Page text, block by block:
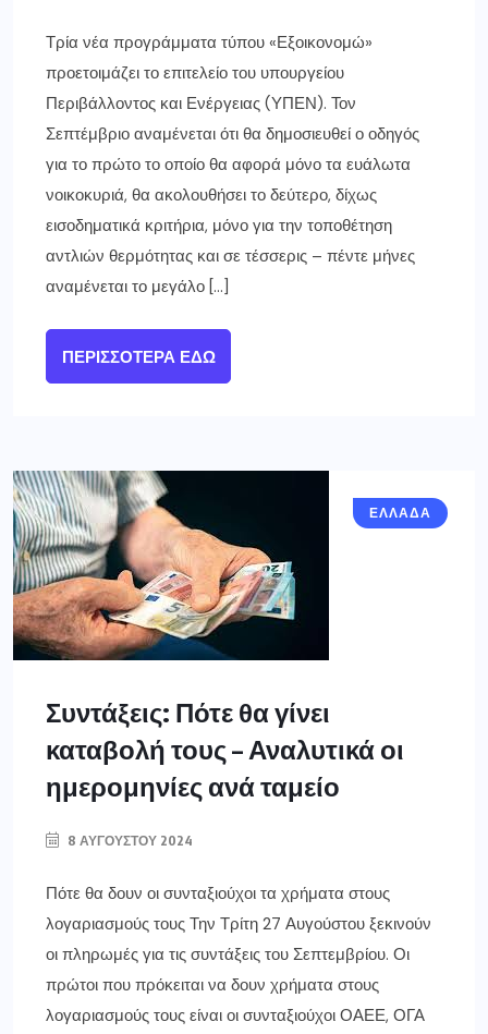
Τρία νέα προγράμματα τύπου «Εξοικονομώ»
προετοιμάζει το επιτελείο του υπουργείου
Περιβάλλοντος και Ενέργειας (ΥΠΕΝ). Τον
Σεπτέμβριο αναμένεται ότι θα δημοσιευθεί ο οδηγός
για το πρώτο το οποίο θα αφορά μόνο τα ευάλωτα
νοικοκυριά, θα ακολουθήσει το δεύτερο, δίχως
εισοδηματικά κριτήρια, μόνο για την τοποθέτηση
αντλιών θερμότητας και σε τέσσερις – πέντε μήνες
αναμένεται το μεγάλο […]
ΠΕΡΙΣΣΌΤΕΡΑ ΕΔΏ
ΕΛΛΑΔΑ
Συντάξεις: Πότε θα γίνει
καταβολή τους – Αναλυτικά οι
ημερομηνίες ανά ταμείο
8 ΑΥΓΟΎΣΤΟΥ 2024
Πότε θα δουν οι συνταξιούχοι τα χρήματα στους
λογαριασμούς τους Την Τρίτη 27 Αυγούστου ξεκινούν
οι πληρωμές για τις συντάξεις του Σεπτεμβρίου. Οι
πρώτοι που πρόκειται να δουν χρήματα στους
λογαριασμούς τους είναι οι συνταξιούχοι ΟΑΕΕ, ΟΓΑ